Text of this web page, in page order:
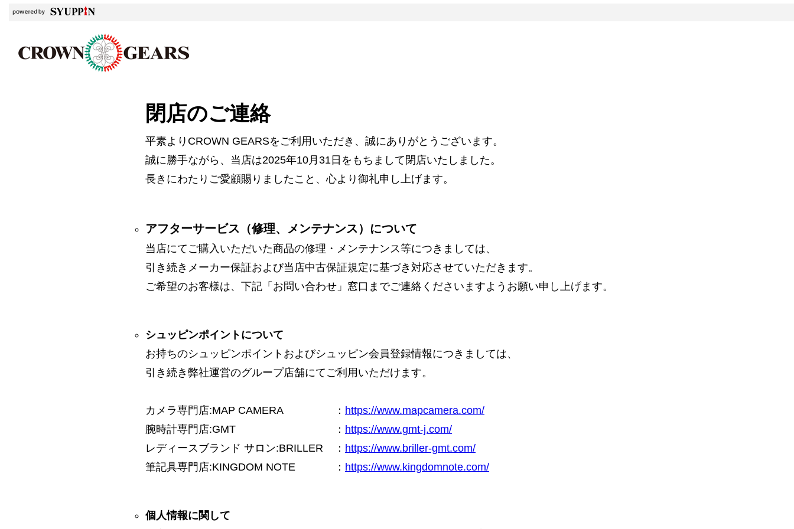
閉店のご連絡
平素よりCROWN GEARSをご利用いただき、誠にありがとうございます。
誠に勝手ながら、当店は2025年10月31日をもちまして閉店いたしました。
長きにわたりご愛顧賜りましたこと、心より御礼申し上げます。
アフターサービス（修理、メンテナンス）について
当店にてご購入いただいた商品の修理・メンテナンス等につきましては、
引き続きメーカー保証および当店中古保証規定に基づき対応させていただきます。
ご希望のお客様は、下記「お問い合わせ」窓口までご連絡くださいますようお願い申し上げます。
シュッピンポイントについて
お持ちのシュッピンポイントおよびシュッピン会員登録情報につきましては、
引き続き弊社運営のグループ店舗にてご利用いただけます。
カメラ専門店:MAP CAMERA ： https://www.mapcamera.com/
腕時計専門店:GMT
： https://www.gmt-j.com/
レディースブランド サロン:BRILLER
： https://www.briller-gmt.com/
筆記具専門店:KINGDOM NOTE
： https://www.kingdomnote.com/
個人情報に関して